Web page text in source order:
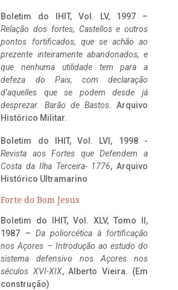
Boletim do IHIT, Vol. LV, 1997 –
Relação dos fortes, Castellos e outros
pontos fortificados, que se achão ao
prezente inteiramente abandonados, e
que nenhuma utilidade tem para a
defeza do Pais, com declaração
d’aquelles que se podem desde já
desprezar. Barão de Bastos. Arquivo
Histórico Militar.
Boletim do IHIT, Vol. LVI, 1998 -
Revista aos Fortes que Defendem a
Costa da Ilha Terceira- 1776, Arquivo
Histórico Ultramarino
Forte do Bom Jesus
Boletim do IHIT, Vol. XLV, Tomo II,
1987 – Da poliorcética à fortificação
nos Açores – Introdução ao estudo do
sistema defensivo nos Açores nos
séculos XVI-XIX, Alberto Vieira. (Em
construção)